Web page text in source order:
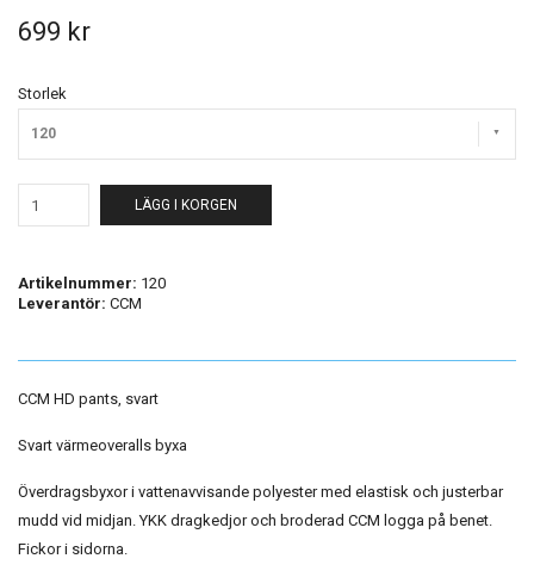
699 kr
Storlek
120
LÄGG I KORGEN
Artikelnummer: 120
Leverantör: CCM
CCM HD pants, svart
Svart värmeoveralls byxa
Överdragsbyxor i vattenavvisande polyester med elastisk och justerbar
mudd vid midjan. YKK dragkedjor och broderad CCM logga på benet.
Fickor i sidorna.